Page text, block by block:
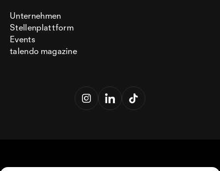
Unternehmen
Stellenplattform
Events
talendo magazine